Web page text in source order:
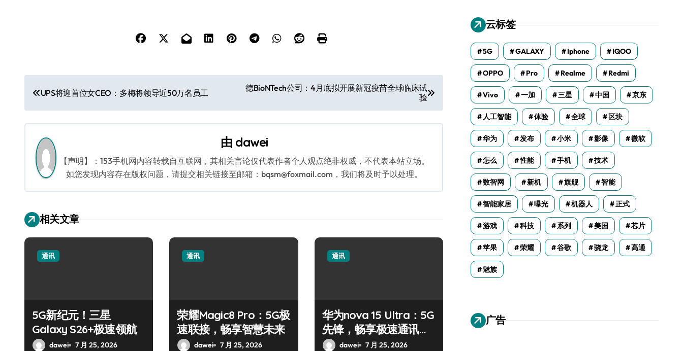
文
章
导
航
UPS将迎首位女CEO：多梅将领导近50万名员工
德BioNTech公司：4月底拟开展新冠疫苗全球临床试
验
由 dawei
【声明】：153手机网内容转载自互联网，其相关言论仅代表作者个人观点绝非权威，不代表本站立场。
如您发现内容存在版权问题，请提交相关链接至邮箱：bqsm@foxmail.com，我们将及时予以处理。
相关文章
通讯
5G新纪元！三星
Galaxy S26+极速领航
dawei 7 月 25, 2026
通讯
荣耀Magic8 Pro：5G极
速联接，畅享智慧未来
dawei 7 月 25, 2026
通讯
华为nova 15 Ultra：5G
先锋，畅享极速通讯新
体验dawei 7 月 25, 2026
云标签
5G GALAXY Iphone IQOO
OPPO Pro Realme Redmi
Vivo 一加 三星 中国 京东
人工智能 体验 全球 区块
华为 发布 小米 影像 微软
怎么 性能 手机 技术
数智网 新机 旗舰 智能
智能家居 曝光 机器人 正式
游戏 科技 系列 美国 芯片
苹果 荣耀 谷歌 骁龙 高通
魅族
广告